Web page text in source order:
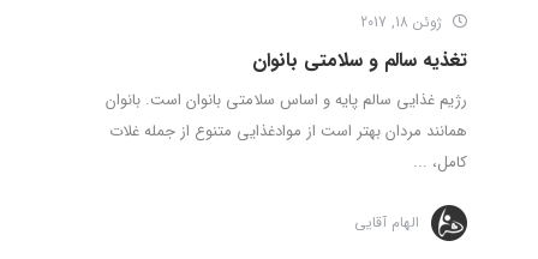
ژوئن 18, 2017
تغذیه سالم و سلامتی بانوان
رژیم غذایی سالم پایه و اساس سلامتی بانوان است. بانوان
همانند مردان بهتر است از موادغذایی متنوع از جمله غلات
کامل، ...
الهام آقایی